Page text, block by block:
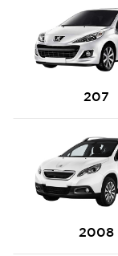
207
2008